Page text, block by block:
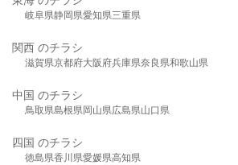
岐阜県静岡県愛知県三重県
関西 のチラシ
滋賀県京都府大阪府兵庫県奈良県和歌山県
中国 のチラシ
鳥取県島根県岡山県広島県山口県
四国 のチラシ
徳島県香川県愛媛県高知県